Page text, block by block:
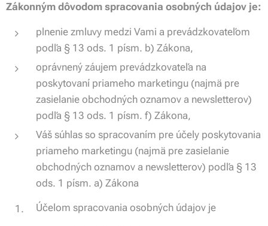
Zákonným dôvodom spracovania osobných údajov je:
plnenie zmluvy medzi Vami a prevádzkovateľom
podľa § 13 ods. 1 písm. b) Zákona,
oprávnený záujem prevádzkovateľa na
poskytovaní priameho marketingu (najmä pre
zasielanie obchodných oznamov a newsletterov)
podľa § 13 ods. 1 písm. f) Zákona,
Váš súhlas so spracovaním pre účely poskytovania
priameho marketingu (najmä pre zasielanie
obchodných oznamov a newsletterov) podľa § 13
ods. 1 písm. a) Zákona
Účelom spracovania osobných údajov je